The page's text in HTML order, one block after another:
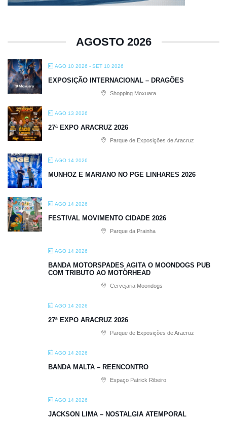
AGOSTO 2026
AGO 10 2026 - SET 10 2026
EXPOSIÇÃO INTERNACIONAL – DRAGÕES
Shopping Moxuara
AGO 13 2026
27ª EXPO ARACRUZ 2026
Parque de Exposições de Aracruz
AGO 14 2026
MUNHOZ E MARIANO NO PGE LINHARES 2026
AGO 14 2026
FESTIVAL MOVIMENTO CIDADE 2026
Parque da Prainha
AGO 14 2026
BANDA MOTORSPADES AGITA O MOONDOGS PUB
COM TRIBUTO AO MOTÖRHEAD
Cervejaria Moondogs
AGO 14 2026
27ª EXPO ARACRUZ 2026
Parque de Exposições de Aracruz
AGO 14 2026
BANDA MALTA – REENCONTRO
Espaço Patrick Ribeiro
AGO 14 2026
JACKSON LIMA – NOSTALGIA ATEMPORAL